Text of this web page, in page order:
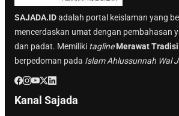
SAJADA.IDadalah portal keislaman yang
mencerdaskan umat dengan pembahasan
dan padat. Memiliki tagline Merawat
berpedoman pada Islam Ahlussunnah Wal
Kanal Sajada